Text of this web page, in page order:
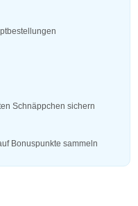
Schnäppchen sichern
Bonuspunkte sammeln